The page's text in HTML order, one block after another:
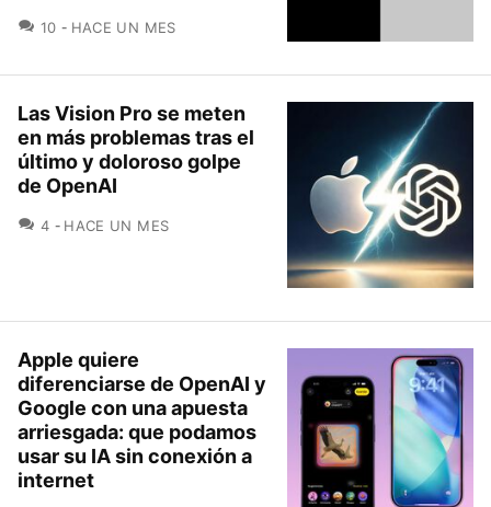
10 COMENTARIOS
HACE UN MES
Las Vision Pro se meten
en más problemas tras el
último y doloroso golpe
de OpenAI
4 COMENTARIOS
HACE UN MES
Apple quiere
diferenciarse de OpenAI y
Google con una apuesta
arriesgada: que podamos
usar su IA sin conexión a
internet